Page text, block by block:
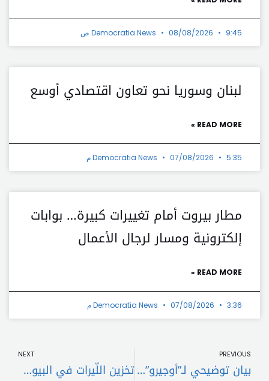
Democratia News 08/08/2026 9:45 ص
لبنان وسوريا نحو تعاون اقتصادي أوسع
READ MORE »
Democratia News 07/08/2026 5:35 م
مطار بيروت أمام تغييرات كبيرة… بوابات
إلكترونية ومسار لرجال الأعمال
READ MORE »
Democratia News 07/08/2026 3:36 م
PREVIOUS
بيان توضيحي لـ”أوجيرو”: جباية فواتير الإتصالات تتوقف سنويًا في ٢٣ كانون الأول
NEXT
تخزين اللّيرات في البيوت… بدلاً من الدولارات